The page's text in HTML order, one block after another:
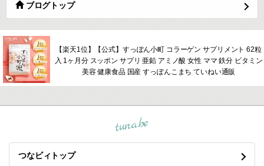
ブログトップ
【楽天1位】【公式】すっぽん小町 コラーゲン サプリメント 62粒
入 1ヶ月分 スッポン サプリ 亜鉛 アミノ酸 女性 ママ 鉄分 ビタミン
美容 健康食品 国産 すっぽんこまち ていねい通販
tuna.be
つなビィトップ